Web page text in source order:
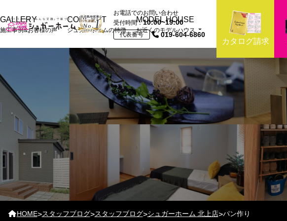
お電話でのお問い合わせ
受付時間：10:00~19:00
代表番号 019-604-6860
GALLERY
施工事例&お客様の声
CONCEPT
シュガーホームの特徴
MODEL HOUSE
お近くのモデルハウス
近くの展示場＆モデル
ハウスTOP
おうちづくり情報館
モデルハウス
カタログ請求
HOME>スタッフブログ>スタッフブログ>シュガーホーム 北上店>パン作り